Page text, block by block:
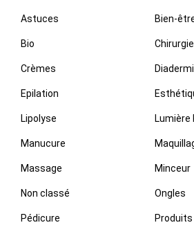
Astuces Bien-
Bio Chirurgie
Crèmes
Epilation
Lipolyse Lumière
Manucure
Massage Minceur
Non classé Ongles
Pédicure